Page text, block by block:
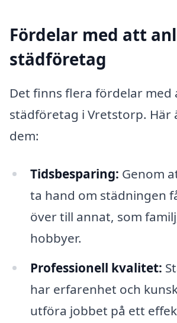
Fördelar med att
städföretag
Det finns flera fördelar
städföretag i Vretstorp. Här
dem:
Tidsbesparing: Genom
ta hand om städningen
över till annat, som
hobbyer.
Professionell kvalitet:
har erfarenhet och
utföra jobbet på ett